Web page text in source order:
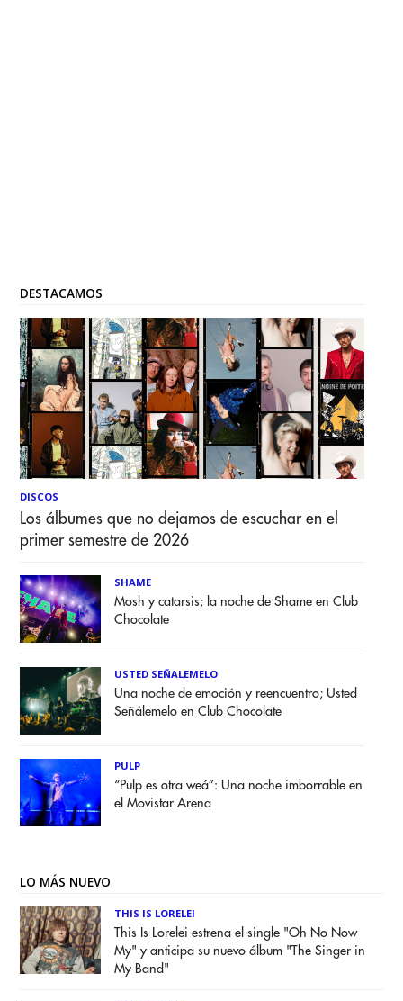
DESTACAMOS
DISCOS
Los álbumes que no dejamos de escuchar en el
primer semestre de 2026
SHAME
Mosh y catarsis; la noche de Shame en Club
Chocolate
USTED SEÑALEMELO
Una noche de emoción y reencuentro; Usted
Señálemelo en Club Chocolate
PULP
“Pulp es otra weá”: Una noche imborrable en
el Movistar Arena
LO MÁS NUEVO
THIS IS LORELEI
This Is Lorelei estrena el single "Oh No Now
My" y anticipa su nuevo álbum "The Singer in
My Band"